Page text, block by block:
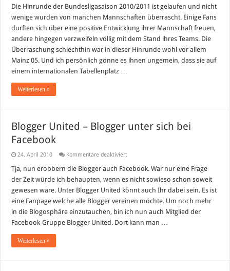
2010/2011:
Hinrunden-
Analyse
Die Hinrunde der Bundesligasaison 2010/2011 ist gelaufen und nicht
wenige wurden von manchen Mannschaften überrascht. Einige Fans
durften sich über eine positive Entwicklung ihrer Mannschaft freuen,
andere hingegen verzweifeln völlig mit dem Stand ihres Teams. Die
Überraschung schlechthin war in dieser Hinrunde wohl vor allem
Mainz 05. Und ich persönlich gönne es ihnen ungemein, dass sie auf
einem internationalen Tabellenplatz …
Weiterlesen »
Blogger United – Blogger unter sich bei
Facebook
24. April 2010 Kommentare deaktiviertfür
United
Blogger
unter
sich
bei
Facebook
Tja, nun erobbern die Blogger auch Facebook. War nur eine Frage
der Zeit würde ich behaupten, wenn es nicht sowieso schon soweit
gewesen wäre. Unter Blogger United könnt auch Ihr dabei sein. Es ist
eine Fanpage welche alle Blogger vereinen möchte. Um noch mehr
in die Blogosphäre einzutauchen, bin ich nun auch Mitglied der
Facebook-Gruppe Blogger United. Dort kann man …
Weiterlesen »